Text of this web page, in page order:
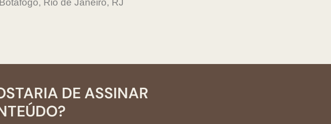
Rio de Janeiro, RJ
DE ASSINAR